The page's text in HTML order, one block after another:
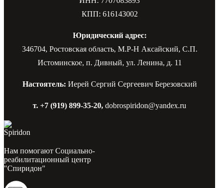
КПП: 616143002
Юридический адрес:
346704, Ростовская область, М.Р-Н Аксайский, С.П.
Истоминское, п. Дивный, ул. Ленина, д. 11
Настоятель: Иерей Сергий Сергеевич Березовский
т. +7 (919) 899-35-20, dobrospiridon@yandex.ru
Нам помогают Социально-
реабилитационный центр
"Спиридон"